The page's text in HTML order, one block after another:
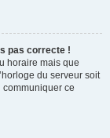
pas correcte !
horaire mais que
du serveur soit
ce